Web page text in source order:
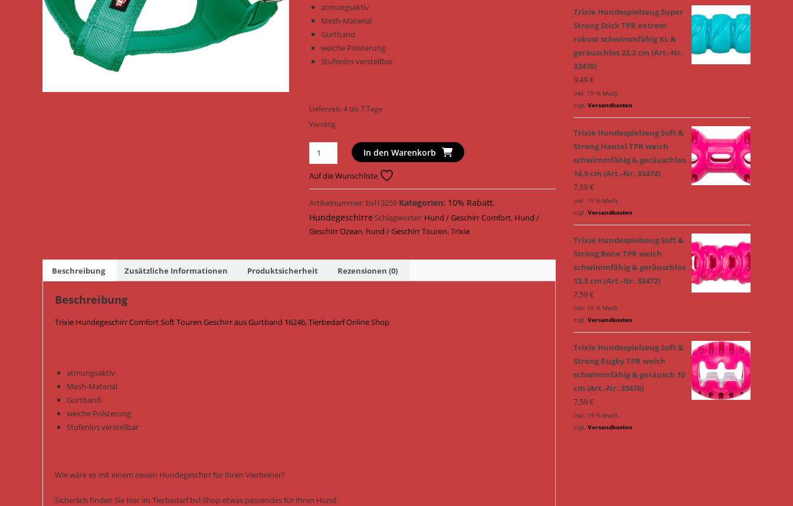
atmungsaktiv
Mesh-Material
Gurtband
weiche Polsterung
Stufenlos verstellbar
Lieferzeit:4 bis 7 Tage
Vorrätig
Trixie
Hundegeschirr
Comfort
Soft
Touren
Geschirr
Gurtband
Ozean
Menge
In den Warenkorb
Auf die Wunschliste
Artikelnummer: bvl13259 Kategorien: 10% Rabatt,
Hundegeschirre Schlagwörter: Hund / Geschirr Comfort, Hund /
Geschirr Ozean, hund / Geschirr Touren,Trixie
Beschreibung Zusätzliche Informationen Produktsicherheit Rezensionen (0)
Beschreibung
Trixie Hundegeschirr Comfort Soft Touren Geschirr aus Gurtband 16246, Tierbedarf Online Shop
atmungsaktiv
Mesh-Material
Gurtband
weiche Polsterung
Stufenlos verstellbar
Wie wäre es mit einem neuen Hundegeschirr für Ihren Vierbeiner?
Sicherlich finden Sie hier im Tierbedarf bvl Shop etwas passendes für Ihren Hund.
Trixie Hundespielzeug Super
Strong Stick TPR extrem
robust schwimmfähig XL &
geräuschlos 22,2 cm (Art.-Nr.
33470)
9,49€
inkl. 19 % MwSt.
zzgl. Versandkosten
Trixie Hundespielzeug Soft &
Strong Hantel TPR weich
schwimmfähig & geräuschlos
14,5 cm (Art.-Nr. 33474)
7,59€
inkl. 19 % MwSt.
zzgl. Versandkosten
Trixie Hundespielzeug Soft &
Strong Bone TPR weich
schwimmfähig & geräuschlos
12,5 cm (Art.-Nr. 33472)
7,59€
inkl. 19 % MwSt.
zzgl. Versandkosten
Trixie Hundespielzeug Soft &
Strong Rugby TPR weich
schwimmfähig & geräusch 10
cm (Art.-Nr. 33476)
7,59€
inkl. 19 % MwSt.
zzgl. Versandkosten